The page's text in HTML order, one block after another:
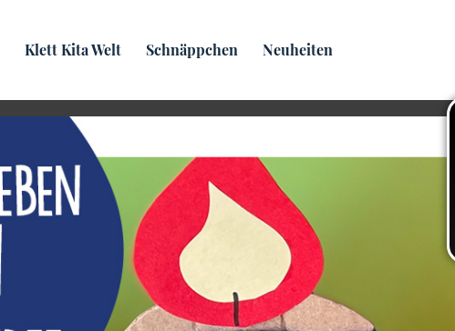
Klett Kita Welt Schnäppchen Neuheiten